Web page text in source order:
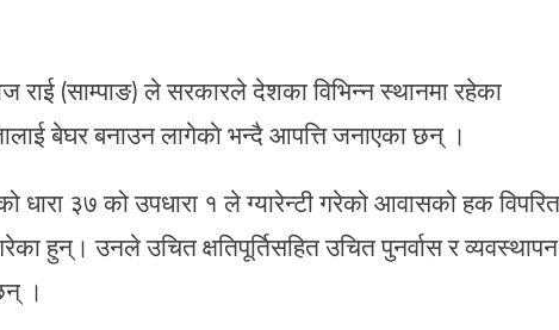
राई (साम्पाङ) ले सरकारले देशका विभिन्न स्थानमा रहेका
बेघर बनाउन लागेकाे भन्दै आपत्ति जनाएका छन् ।
धारा ३७ को उपधारा १ ले ग्यारेन्टी गरेको आवासको हक विपरित
हुन्। उनले उचित क्षतिपूर्तिसहित उचित पुनर्वास र व्यवस्थापन
।